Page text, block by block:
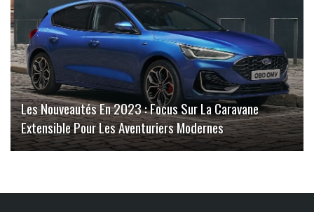
Les Nouveautés En 2023 : Focus Sur La Caravane
Extensible Pour Les Aventuriers Modernes